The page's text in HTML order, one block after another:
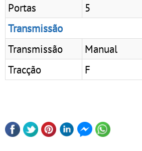
Portas
5
Transmissão
Transmissão
Manual
Tracção
F